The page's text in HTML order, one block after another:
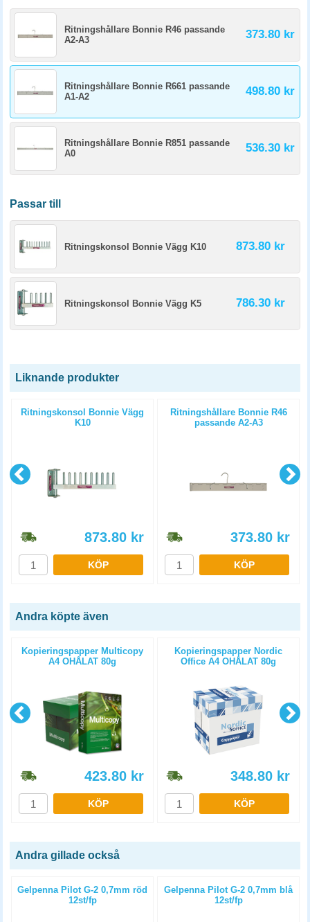
Ritningshållare Bonnie R46 passande
A2-A3
373.80 kr
Ritningshållare Bonnie R661 passande
A1-A2
498.80 kr
Ritningshållare Bonnie R851 passande
A0
536.30 kr
Passar till
Ritningskonsol Bonnie Vägg K10 873.80 kr
Ritningskonsol Bonnie Vägg K5 786.30 kr
Liknande produkter
Ritningskonsol Bonnie Vägg
K10
873.80 kr
KÖP
Ritningshållare Bonnie R46
passande A2-A3
373.80 kr
KÖP
Andra köpte även
Kopieringspapper Multicopy
A4 OHÅLAT 80g
423.80 kr
KÖP
Kopieringspapper Nordic
Office A4 OHÅLAT 80g
348.80 kr
KÖP
Andra gillade också
Gelpenna Pilot G-2 0,7mm röd
12st/fp
Gelpenna Pilot G-2 0,7mm blå
12st/fp